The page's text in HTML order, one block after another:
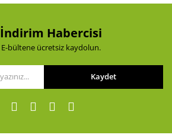
İndirim Habercisi
E-bültene ücretsiz kaydolun.
Kaydet